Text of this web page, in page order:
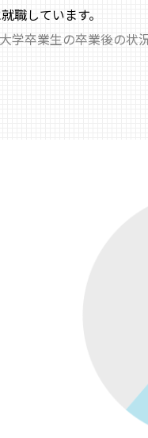
職しています。
学卒業生の卒業後の状